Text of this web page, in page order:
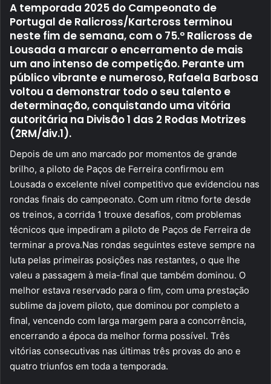
A temporada 2025 do Campeonato de
Portugal de Ralicross/Kartcross terminou
neste fim de semana, com o 75.º Ralicross de
Lousada a marcar o encerramento de mais
um ano intenso de competição. Perante um
público vibrante e numeroso, Rafaela Barbosa
voltou a demonstrar todo o seu talento e
determinação, conquistando uma vitória
autoritária na Divisão 1 das 2 Rodas Motrizes
(2RM/div.1).
Depois de um ano marcado por momentos de grande
brilho, a piloto de Paços de Ferreira confirmou em
Lousada o excelente nível competitivo que evidenciou nas
rondas finais do campeonato. Com um ritmo forte desde
os treinos, a corrida 1 trouxe desafios, com problemas
técnicos que impediram a piloto de Paços de Ferreira de
terminar a prova.Nas rondas seguintes esteve sempre na
luta pelas primeiras posições nas restantes, o que lhe
valeu a passagem à meia-final que também dominou. O
melhor estava reservado para o fim, com uma prestação
sublime da jovem piloto, que dominou por completo a
final, vencendo com larga margem para a concorrência,
encerrando a época da melhor forma possível. Três
vitórias consecutivas nas últimas três provas do ano e
quatro triunfos em toda a temporada.